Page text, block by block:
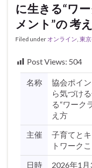
に生きる“ワ
メント”の 考
Filed under オンライン, 東
Post Views: 504
名称
協会ポイ
ら気づけ
る“ワーク
え方
主催
子育てと
トワーク
日時 2026年1